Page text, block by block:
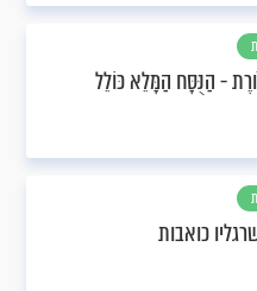
- הַנֻּסָּח הַמָּלֵא כּוֹלֵל
כואבות